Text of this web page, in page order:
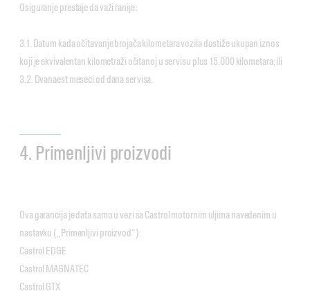
Osiguranje prestaje da važi ranije:
3.1. Datum kada očitavanje brojača kilometara vozila dostiže ukupan iznos
koji je ekvivalentan kilometraži očitanoj u servisu plus 15.000 kilometara; ili
3.2. Dvanaest meseci od dana servisa.
4. Primenljivi proizvodi
Ova garancija je data samo u vezi sa Castrol motornim uljima navedenim u
nastavku („Primenljivi proizvod“):
Castrol EDGE
Castrol MAGNATEC
Castrol GTX